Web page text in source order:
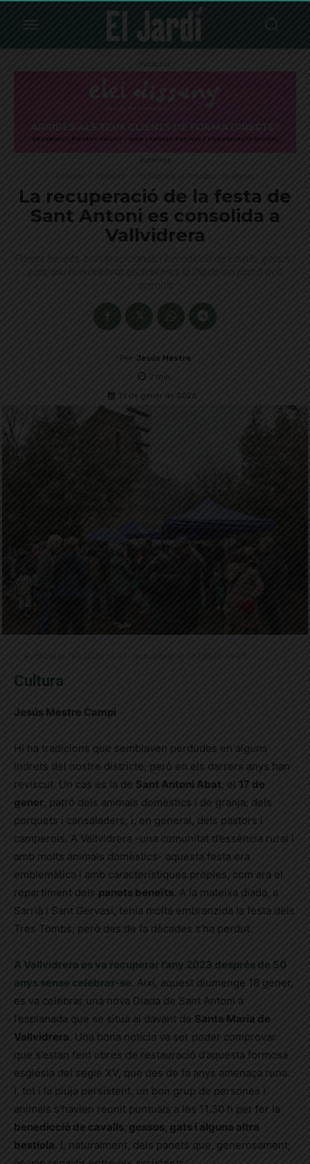
Publicitat
Publicitat
La recuperació de la festa de
Sant Antoni es consolida a
Vallvidrera
Panets beneïts, balls tradicionals i benedicció de cavalls, gossos i
gats: així han celebrat els llebrencs la Diada del patró dels
animals
Per Jesús Mestre
2 min.
19 de gener de 2026
Cultura
Jesús Mestre Campi
Hi ha tradicions que semblaven perdudes en alguns
indrets del nostre districte, però en els darrers anys han
reviscut. Un cas és la de Sant Antoni Abat, el 17 de
gener, patró dels animals domèstics i de granja; dels
porquets i cansaladers; i, en general, dels pastors i
camperols. A Vallvidrera -una comunitat d’essència rural i
amb molts animals domèstics- aquesta festa era
emblemàtica i amb característiques pròpies, com ara el
repartiment dels panets beneïts. A la mateixa diada, a
Sarrià i Sant Gervasi, tenia molta embranzida la festa dels
Tres Tombs, però des de fa dècades s’ha perdut.
A Vallvidrera es va recuperar l’any 2023 després de 50
anys sense celebrar-se. Així, aquest diumenge 18 gener,
es va celebrar una nova Diada de Sant Antoni a
l’esplanada que se situa al davant de Santa Maria de
Vallvidrera. Una bona notícia va ser poder comprovar
que s’estan fent obres de restauració d’aquesta formosa
església del segle XV, que des de fa anys amenaça runa.
I, tot i la pluja persistent, un bon grup de persones i
animals s’havien reunit puntuals a les 11.30 h per fer la
benedicció de cavalls, gossos, gats i alguna altra
bestiola. I, naturalment, dels panets que, generosament,